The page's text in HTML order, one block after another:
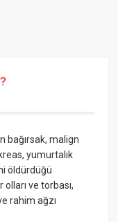
bağırsak, malign
yumurtalık
öldürdüğü
ve torbası,
rahim ağzı